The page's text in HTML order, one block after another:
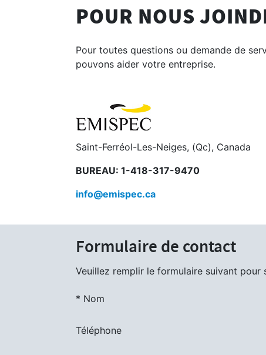
POUR NOUS
Pour toutes questions ou demande de
pouvons aider votre entreprise.
Saint-Ferréol-Les-Neiges, (Qc), Canada
BUREAU: 1-418-317-9470
info@emispec.ca
Formulaire de contact
Veuillez remplir le formulaire suivant
* Nom
Téléphone